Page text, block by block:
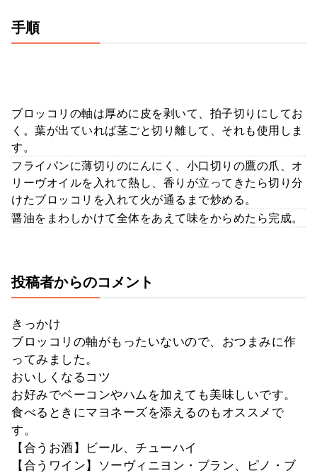
手順
ブロッコリの軸は厚めに皮を剥いて、拍子切りにしてお
く。葉が出ていれば茎ごと切り離して、それも使用しま
す。
フライパンに薄切りのにんにく、小口切りの鷹の爪、オ
リーヴオイルを入れて熱し、香りが立ってきたら切り分
けたブロッコリを入れて火が通るまで炒める。
醤油をまわしかけて全体をあえて味をからめたら完成。
投稿者からのコメント
きっかけ
ブロッコリの軸がもったいないので、おつまみに作
ってみました。
おいしくなるコツ
お好みでベーコンやハムを加えても美味しいです。
食べるときにマヨネーズを添えるのもオススメで
す。
【合うお酒】ビール、チューハイ
【合うワイン】ソーヴィニヨン・ブラン、ピノ・ブ